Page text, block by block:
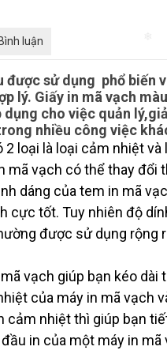
luận
được sử dụng phổ biến
lý. Giấy in mã vạch
dụng cho việc quản
nhiều công việc
loại là loại cảm nhiệt và
mã vạch có thể thay đổi
dáng của tem in mã
cực tốt. Tuy nhiên độ
được sử dụng rộng
vạch giúp bạn kéo
của máy in mã vạch
cảm nhiệt thì giúp bạn
in của một máy in